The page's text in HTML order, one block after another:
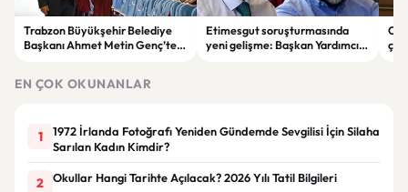
Trabzon Büyükşehir Belediye
Başkanı Ahmet Metin Genç’ten
Etimesgut soruşturmasında
yeni gelişme: Başkan Yardımcısı
EN ÇOK OKUNANLAR
1
1972 İrlanda Fotoğrafı Yeniden Gündemde Sevgilisi İçin Silaha
Sarılan Kadın Kimdir?
2 Okullar Hangi Tarihte Açılacak? 2026 Yılı Tatil Bilgileri